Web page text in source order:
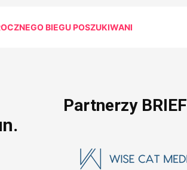
BIEGU POSZUKIWANI
Partnerzy BRIEF